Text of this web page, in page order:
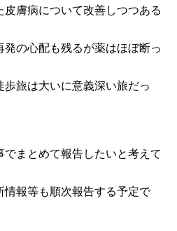
皮膚病について改善しつつある
発の心配も残るが薬はほぼ断っ
旅は大いに意義深い旅だっ
まとめて報告したいと考えて
報等も順次報告する予定で